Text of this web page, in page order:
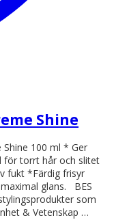
Shine
Shine 100 ml * Ger
för torrt hår och slitet
fukt *Färdig frisyr
glans. BES
som
& Vetenskap …